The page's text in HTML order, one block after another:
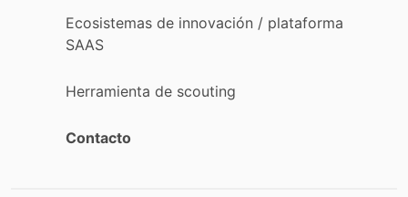
Ecosistemas de innovación / plataforma
SAAS
Herramienta de scouting
Contacto